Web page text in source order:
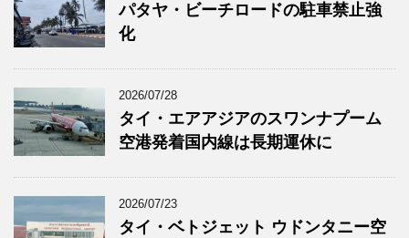
パタヤ・ビーチロードの駐車禁止強
化
2026/07/28
タイ・エアアジアのスワンナプーム
空港発着国内線は長期運休に
2026/07/23
タイ・ベトジェット ウドンタニー空